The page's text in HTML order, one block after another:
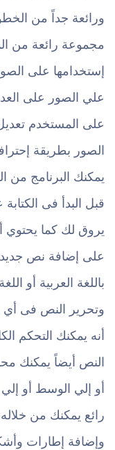
ورائعة جداً من
مجموعة رائعة من
إستخدامها على
علي الصور على
على المستخدم
الصور بطريقة
يمكنك البرنامج من
قبل البدأ فى
يروق لك كما يحتوي
على إضافة نص جديد
باللغة العربية أو
وتحرير النص فى أي
أنه يمكنك التحكم
النص أيضاً يمكنك
أو إلي الوسط أو إلي
رائع يمكنك من
وإضافة إطارات